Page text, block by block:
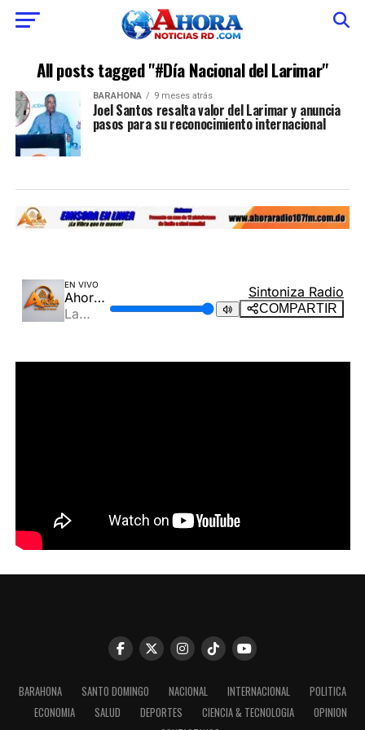
All posts tagged "#Día Nacional del Larimar"
BARAHONA 9 meses atrás
Joel Santos resalta valor del Larimar y anuncia
pasos para su reconocimiento internacional
BARAHONA SANTO DOMINGO NACIONAL INTERNACIONAL
POLITICA
ECONOMIA
SALUD DEPORTES CIENCIA & TECNOLOGIA
OPINION